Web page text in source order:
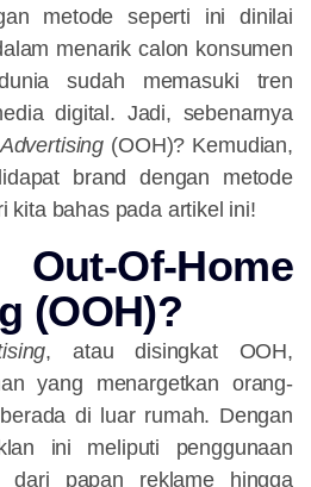
metode seperti ini dinilai
menarik calon konsumen
sudah memasuki tren
digital. Jadi, sebenarnya
(OOH)? Kemudian,
brand dengan metode
kita bahas pada artikel ini!
Of-Home
(OOH)?
, atau disingkat OOH,
yang menargetkan orang-
di luar rumah. Dengan
ini meliputi penggunaan
dari papan reklame hingga